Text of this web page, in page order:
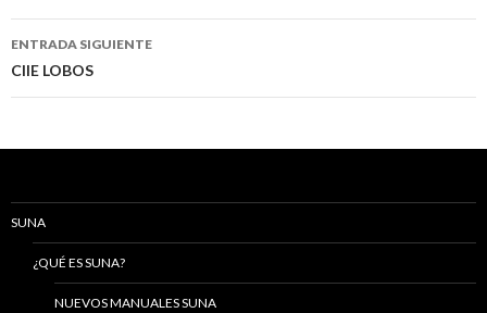
entradas
ENTRADA SIGUIENTE
CIIE LOBOS
SUNA
¿QUÉ ES SUNA?
NUEVOS MANUALES SUNA